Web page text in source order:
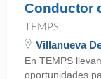
Conductor
TEMPS
Villanueva
En TEMPS
oportunidades